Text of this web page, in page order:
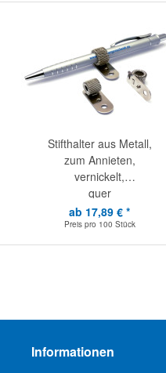
Stifthalter aus Metall,
zum Annieten,
vernickelt,
quer
ab 17,89 € *
Preis pro 100 Stück
Informationen